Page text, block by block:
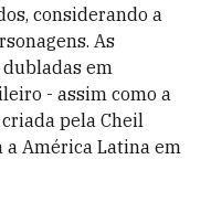
considerando a
As
em
- assim como a
pela Cheil
América Latina em